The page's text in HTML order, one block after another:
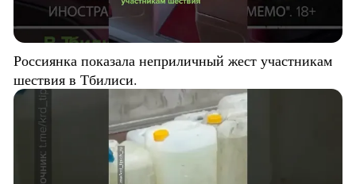
Россиянка показала неприличный жест участникам
шествия в Тбилиси.